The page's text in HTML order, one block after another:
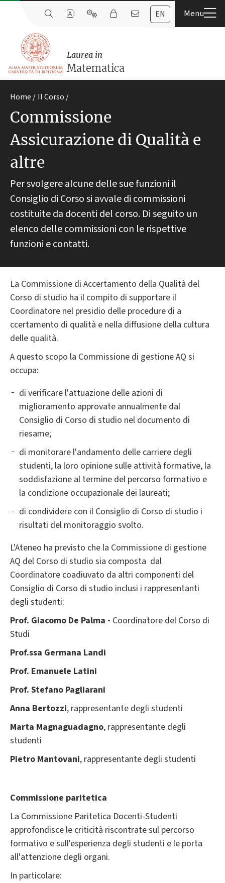
EN
Laurea in
Matematica
Home Il Corso
Commissione
Assicurazione di Qualità e
altre
Per svolgere alcune delle sue funzioni il
Consiglio di Corso si avvale di commissioni
costituite da docenti del corso. Di seguito un
elenco delle commissioni con le rispettive
funzioni e contatti.
La Commissione di Accertamento della Qualità del
Corso di studio ha il compito di supportare il
Coordinatore nel presidio delle procedure di a​
ccertamento di qualità e nella diffusione della cultura
delle qualità.
A questo scopo la Commissione di gestione AQ si
occupa:
di verificare l'attuazione delle azioni di
miglioramento approvate annualmente dal
Consiglio di Corso di studio nel documento di
riesame;
di monitorare l'andamento delle carriere degli
studenti, la loro opinione sulle attività formative, la
soddisfazione al termine del percorso formativo e
la condizione occupazionale dei laureati;
di condividere con il Consiglio di Corso di studio i
risultati del monitoraggio svolto.
L'Ateneo ha previsto che la Commissione di gestione
AQ del Corso di studio sia composta dal
Coordinatore coadiuvato da altri componenti del
Consiglio di Corso di studio inclusi i rappresentanti
degli studenti:
Prof. Giacomo De Palma - Coordinatore del Corso di
Studi
Prof.ssa Germana Landi
Prof. Emanuele Latini
Prof. ​Stefano Pagliarani
Anna Bertozzi, rappresentante degli studenti
Marta Magnaguadagno, rappresentante degli
studenti
Pietro Mantovani, rappresentante degli studenti
Commissione paritetica
La Commissione Paritetica Docenti-Studenti
approfondisce le criticità riscontrate sul percorso
formativo e sull'esperienza degli studenti e le porta
all'attenzione degli organi.
In particolare: